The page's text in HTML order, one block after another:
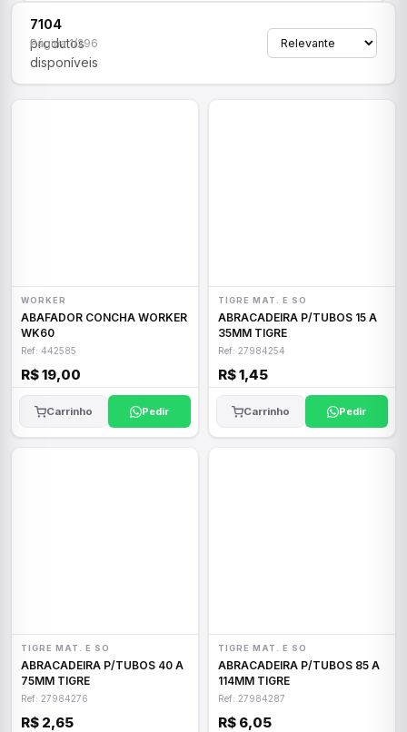
7104
produtos
disponíveis
Página 1/296
WORKER
ABAFADOR CONCHA WORKER
WK60
Ref: 442585
R$ 19,00
Carrinho Pedir
TIGRE MAT. E SO
ABRACADEIRA P/TUBOS 15 A
35MM TIGRE
Ref: 27984254
R$ 1,45
Carrinho Pedir
TIGRE MAT. E SO
ABRACADEIRA P/TUBOS 40 A
75MM TIGRE
Ref: 27984276
R$ 2,65
TIGRE MAT. E SO
ABRACADEIRA P/TUBOS 85 A
114MM TIGRE
Ref: 27984287
R$ 6,05